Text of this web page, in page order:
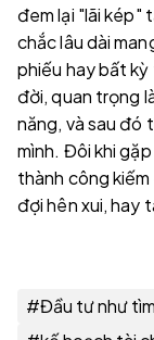
đem lại "lãi kép"
chắc lâu dài
phiếu hay bất kỳ
đời, quan trọng
năng, và sau đó
mình. Đôi khi
thành công
đợi hên xui, hay
#Đầu tư như